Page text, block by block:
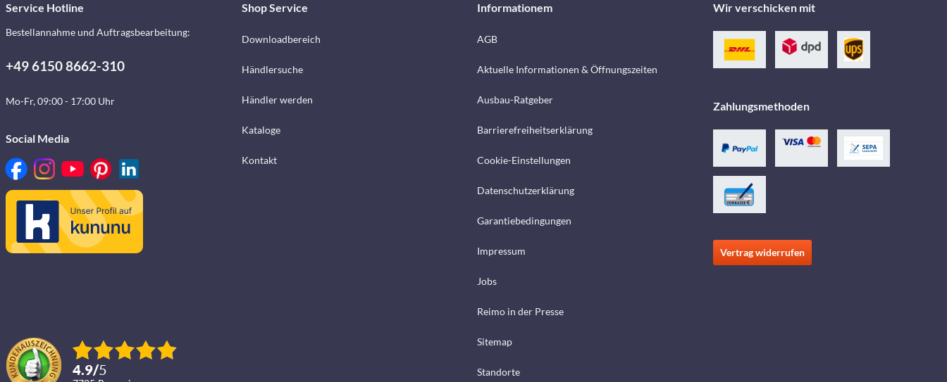
Service Hotline
Bestellannahme und Auftragsbearbeitung:
+49 6150 8662-310
Mo-Fr, 09:00 - 17:00 Uhr
Social Media
4.9/5
Shop Service
Downloadbereich
Händlersuche
Händler werden
Kataloge
Kontakt
Informationem
AGB
Aktuelle Informationen & Öffnungszeiten
Ausbau-Ratgeber
Barrierefreiheitserklärung
Cookie-Einstellungen
Datenschutzerklärung
Garantiebedingungen
Impressum
Jobs
Reimo in der Presse
Sitemap
Standorte
Wir verschicken mit
Zahlungsmethoden
Vertrag widerrufen